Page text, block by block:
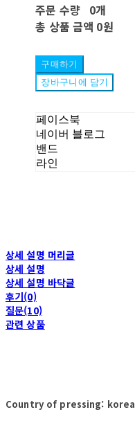
주문 수량 0개
총 상품 금액 0원
구매하기
장바구니에 담기
페이스북
네이버 블로그
밴드
라인
상세 설명 머리글
상세 설명
상세 설명 바닥글
후기(0)
질문(10)
관련 상품
Country of pressing: korea